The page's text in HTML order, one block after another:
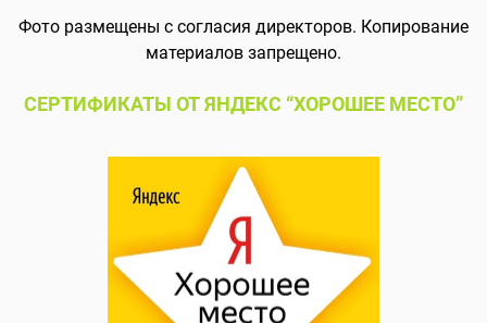
Фото размещены с согласия директоров. Копирование
материалов запрещено.
СЕРТИФИКАТЫ ОТ ЯНДЕКС “ХОРОШЕЕ МЕСТО”